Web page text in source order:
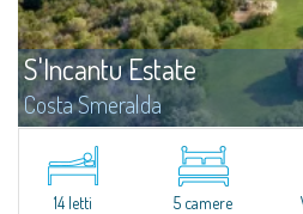
S'Incantu Estate
Costa Smeralda
S'Incantu Estate gode di una posizione
Smeralda, ideale per chi desidera la
senza rinunciare ad avere i migliori
14 letti 5 camere